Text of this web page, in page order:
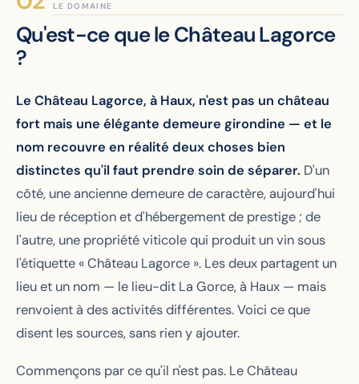
LE DOMAINE
Qu'est-ce que le Château Lagorce
?
Le Château Lagorce, à Haux, n'est pas un château
fort mais une élégante demeure girondine — et le
nom recouvre en réalité deux choses bien
distinctes qu'il faut prendre soin de séparer. D'un
côté, une ancienne demeure de caractère, aujourd'hui
lieu de réception et d'hébergement de prestige ; de
l'autre, une propriété viticole qui produit un vin sous
l'étiquette « Château Lagorce ». Les deux partagent un
lieu et un nom — le lieu-dit La Gorce, à Haux — mais
renvoient à des activités différentes. Voici ce que
disent les sources, sans rien y ajouter.
Commençons par ce qu'il n'est pas. Le Château